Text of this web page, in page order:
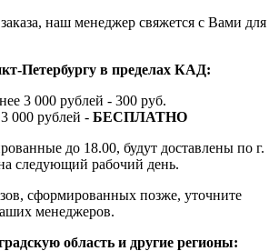
наш менеджер свяжется с Вами для
Петербургу в пределах КАД:
3 000 рублей - 300 руб.
000 рублей - БЕСПЛАТНО
до 18.00, будут доставлены по г.
следующий рабочий день.
сформированных позже, уточните
менеджеров.
область и другие регионы: